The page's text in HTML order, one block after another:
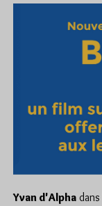
Yvan d'Alpha dans